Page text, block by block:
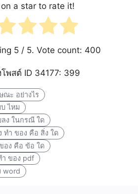
on a star to rate it!
5 / 5. Vote count: 400
พสต์ ID 34177: 399
ณะ อย่างไร
ไหม
ง ในกรณี ใด
ทำ ของ คือ สิ่ง ใด
อง คือ ข้อ ใด
ของ pdf
word